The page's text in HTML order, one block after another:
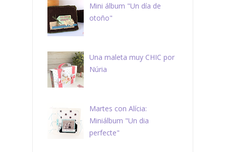
Mini álbum "Un día de
otoño"
Una maleta muy CHIC por
Núria
Martes con Alícia:
Miniálbum "Un dia
perfecte"